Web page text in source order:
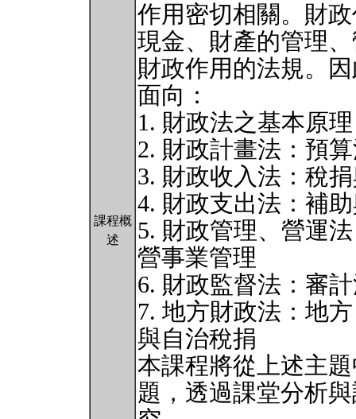
課程概
述
作用密切相關。財
現金、財產的管理
財政作用的法規。
面向：
1. 財政法之基本原
2. 財政計畫法：預
3. 財政收入法：稅
4. 財政支出法：補
5. 財政管理、營運
營事業管理
6. 財政監督法：審
7. 地方財政法：地
與自治稅捐
本課程將從上述主
題，透過課堂分析